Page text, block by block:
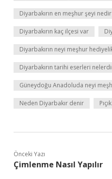
Diyarbakırın en meşhur şeyi nedir
Diyarbakırın kaç ilçesi var
Diyarbakırın neyi meşhur
Diyarbakırın tarihi eserleri
Güneydoğu Anadoluda neyi
Neden Diyarbakır denir
Önceki Yazı
Çimlenme Nasıl Yapılır